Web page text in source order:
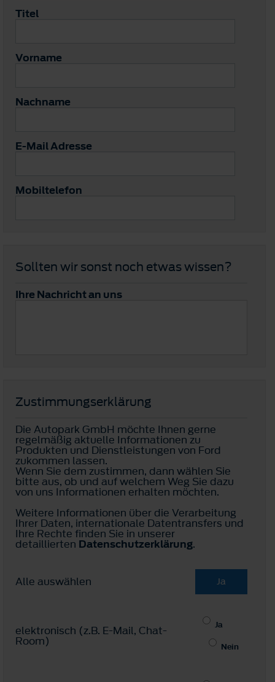
Titel
Vorname
Nachname
E-Mail Adresse
Mobiltelefon
Sollten wir sonst noch etwas wissen?
Ihre Nachricht an uns
Zustimmungserklärung
Die Autopark GmbH möchte Ihnen gerne
regelmäßig aktuelle Informationen zu
Produkten und Dienstleistungen von Ford
zukommen lassen.
Wenn Sie dem zustimmen, dann wählen Sie
bitte aus, ob und auf welchem Weg Sie dazu
von uns Informationen erhalten möchten.
Weitere Informationen über die Verarbeitung
Ihrer Daten, internationale Datentransfers und
Ihre Rechte finden Sie in unserer
detaillierten Datenschutzerklärung.
Alle auswählen Ja
elektronisch (z.B. E-Mail, Chat-
Room)
Ja
Nein